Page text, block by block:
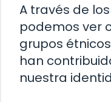
A través de
podemos ver
grupos
han
nuestra